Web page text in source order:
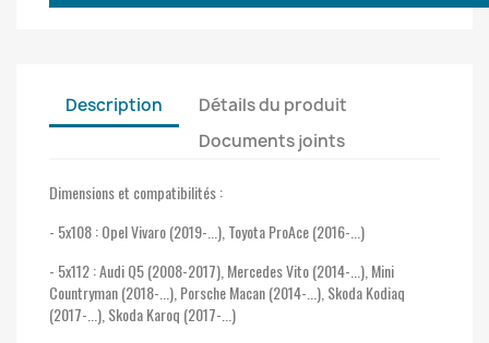
Description
Détails du produit
Documents joints
Dimensions et compatibilités :
- 5x108 : Opel Vivaro (2019-...), Toyota ProAce (2016-...)
- 5x112 : Audi Q5 (2008-2017), Mercedes Vito (2014-...), Mini
Countryman (2018-...), Porsche Macan (2014-...), Skoda Kodiaq
(2017-...), Skoda Karoq (2017-...)